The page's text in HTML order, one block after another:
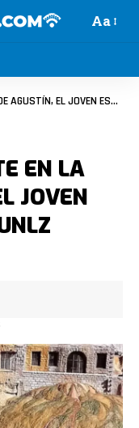
Aa
ESTUDIANTE DE LA UNLZ ASESINADO
EN LA
JOVEN